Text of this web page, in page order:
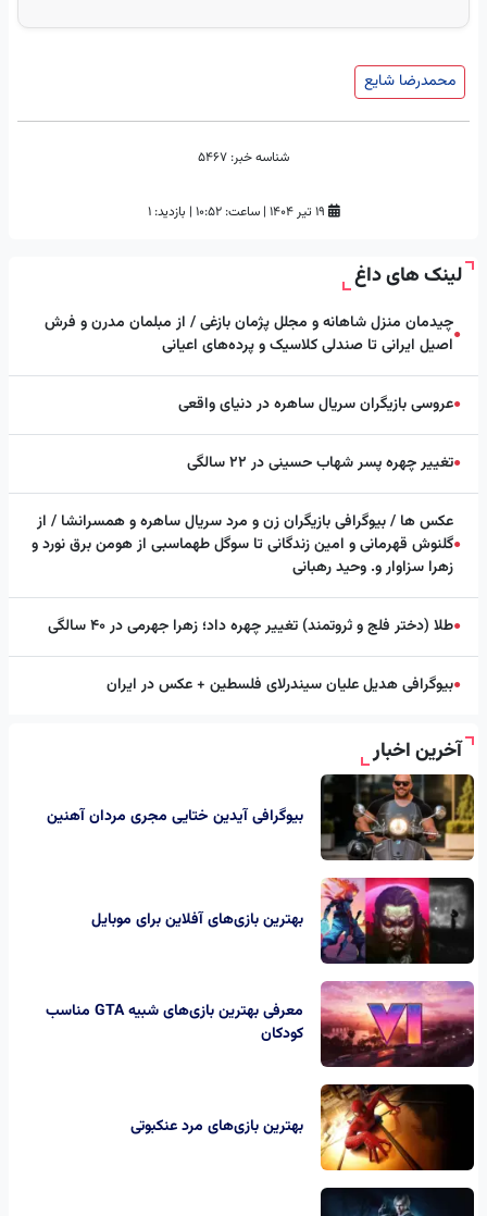
محمدرضا شایع
شناسه خبر:
| ساعت: ۱۰:۵۲ | بازدید: 1
لینک های داغ
●چیدمان منزل شاهانه و مجلل پژمان بازغی / از مبلمان مدرن و فرش
اصیل ایرانی تا صندلی کلاسیک و پرده‌های اعیانی
●عروسی بازیگران سریال ساهره در دنیای واقعی
●تغییر چهره پسر شهاب حسینی در ۲۲ سالگی
●
عکس ها / بیوگرافی بازیگران زن و مرد سریال ساهره و همسرانشا / از
گلنوش قهرمانی و امین زندگانی تا سوگل طهماسبی از هومن برق نورد و
زهرا سزاوار و. وحید رهبانی
●طلا (دختر فلج و ثروتمند) تغییر چهره داد؛ زهرا جهرمی در ۴۰ سالگی
●بیوگرافی هدیل علیان سیندرلای فلسطین + عکس در ایران
آخرین اخبار
بیوگرافی آیدین ختایی مجری مردان آهنین
بهترین بازی‌های آفلاین برای موبایل
معرفی بهترین بازی‌های شبیه GTA مناسب
کودکان
بهترین بازی‌های مرد عنکبوتی